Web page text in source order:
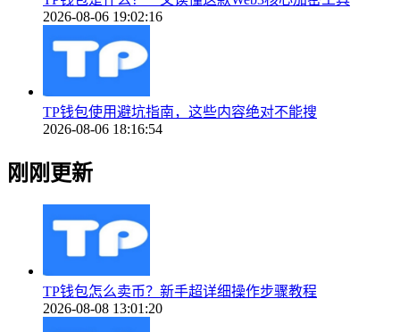
2026-08-06 19:02:16
TP钱包使用避坑指南，这些内容绝对不能搜
2026-08-06 18:16:54
刚刚更新
TP钱包怎么卖币？新手超详细操作步骤教程
2026-08-08 13:01:20